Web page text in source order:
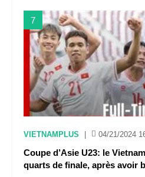
7
VIETNAMPLUS 04/21/2024
Coupe d’Asie U23: le
quarts de finale, après avoir